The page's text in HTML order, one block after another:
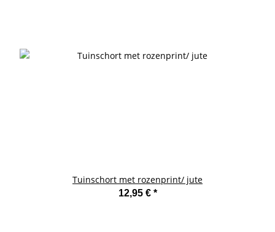
Tuinschort met rozenprint/ jute
12,95 € *